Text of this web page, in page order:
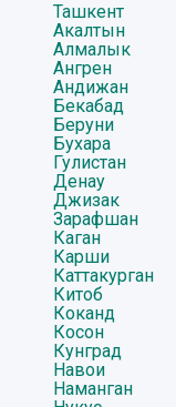
Ташкент
Акалтын
Алмалык
Ангрен
Андижан
Бекабад
Беруни
Бухара
Гулистан
Денау
Джизак
Зарафшан
Каган
Карши
Каттакурган
Китоб
Коканд
Косон
Кунград
Навои
Наманган